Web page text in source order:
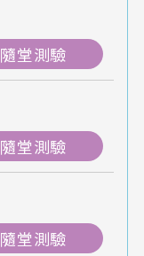
隨堂測驗
隨堂測驗
隨堂測驗